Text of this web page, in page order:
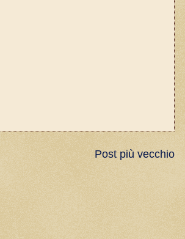
Post più vecchio